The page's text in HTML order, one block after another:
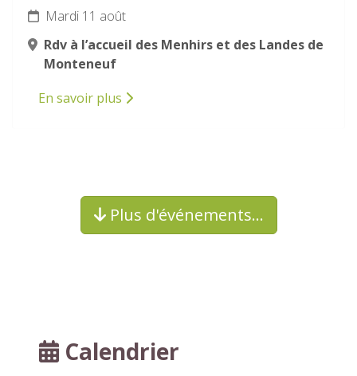
Mardi 11 août
Rdv à l’accueil des Menhirs et des Landes de
Monteneuf
En savoir plus
Plus d'événements…
Calendrier